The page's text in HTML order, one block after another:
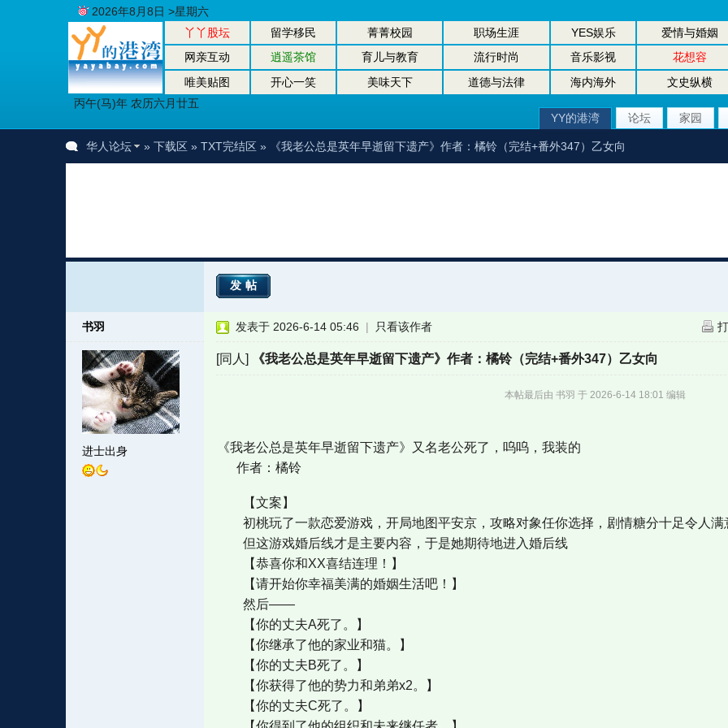
丫丫股坛 留学移民 菁菁校园 职场生涯 YES娱乐 爱情与婚姻
网亲互动
逍遥茶馆 育儿与教育 流行时尚 音乐影视 花想容
唯美贴图
开心一笑 美味天下 道德与法律 海内海外 文史纵横
丙午(马)年 农历六月廿五
2026年8月8日 >星期六
YY的港湾 论坛 家园
华人论坛 » 下载区» TXT完结区» 《我老公总是英年早逝留下遗产》作者：橘铃（完结+番外347）乙女向
发帖
书羽
进士出身
发表于 2026-6-14 05:46 | 只看该作者
[同人]《我老公总是英年早逝留下遗产》作者：橘铃（完结+番外347）乙女向
本帖最后由 书羽 于 2026-6-14 18:01 编辑
《我老公总是英年早逝留下遗产》又名老公死了，呜呜，我装的
作者：橘铃
【文案】
初桃玩了一款恋爱游戏，开局地图平安京，攻略对象任你选择，剧情糖分十足令人满
但这游戏婚后线才是主要内容，于是她期待地进入婚后线
【恭喜你和XX喜结连理！】
【请开始你幸福美满的婚姻生活吧！】
然后——
【你的丈夫A死了。】
【你继承了他的家业和猫。】
【你的丈夫B死了。】
【你获得了他的势力和弟弟x2。】
【你的丈夫C死了。】